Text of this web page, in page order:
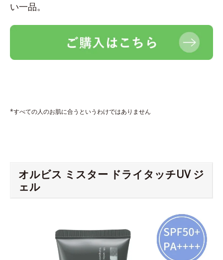
い一品。
*すべての人のお肌に合うというわけではありません
オルビス ミスター ドライタッチUV ジ
ェル